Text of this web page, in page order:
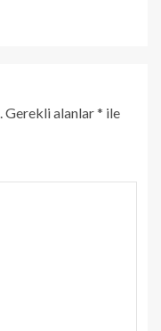
Gerekli alanlar* ile